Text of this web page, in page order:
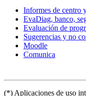
Informes de centro
EvaDiag, banco,
Evaluación de
Sugerencias y no
Moodle
Comunica
(*) Aplicaciones de uso